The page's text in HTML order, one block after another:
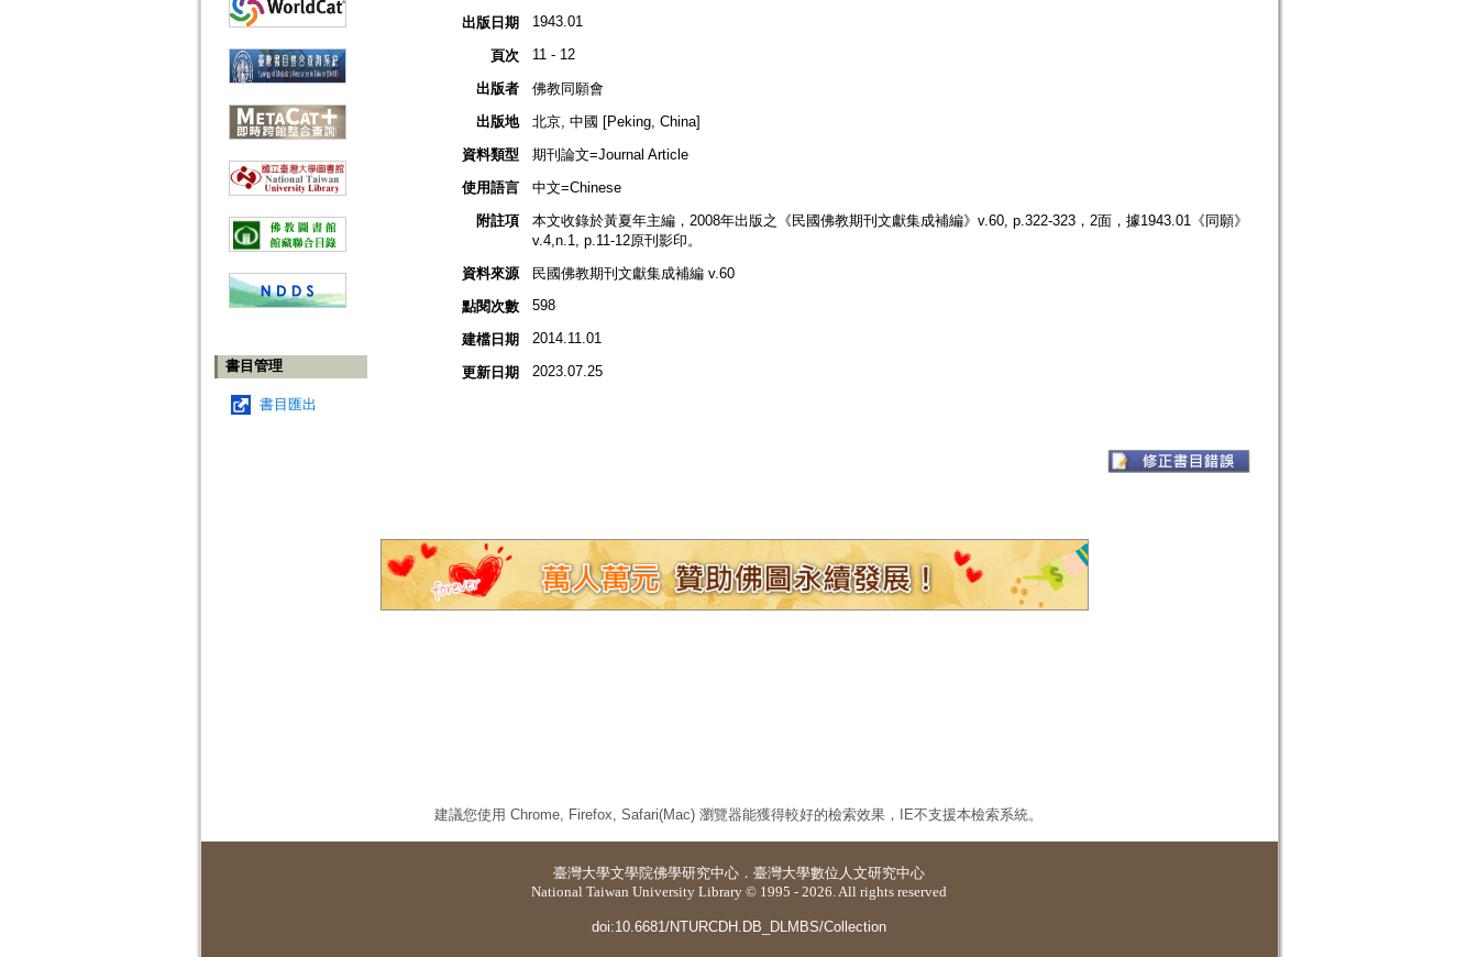
書目管理
書目匯出
出版日期 1943.01
頁次 11 - 12
出版者
佛教同願會
出版地
北京, 中國 [Peking, China]
資料類型
期刊論文=Journal Article
使用語言
中文=Chinese
附註項
本文收錄於黃夏年主編，2008年出版之《民國佛教期刊文獻集成補編》v.60, p.322-323，2面，據1943.01《同願》
v.4,n.1, p.11-12原刊影印。
資料來源
民國佛教期刊文獻集成補編 v.60
點閱次數
598
建檔日期 2014.11.01
更新日期 2023.07.25
建議您使用 Chrome, Firefox, Safari(Mac) 瀏覽器能獲得較好的檢索效果，IE不支援本檢索系統。
臺灣大學文學院佛學研究中心 ． 臺灣大學數位人文研究中心
National Taiwan University Library © 1995 - 2026. All rights reserved
doi:10.6681/NTURCDH.DB_DLMBS/Collection